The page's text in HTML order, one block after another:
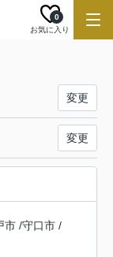
お気に入り
0
変更
変更
市 /守口市 /